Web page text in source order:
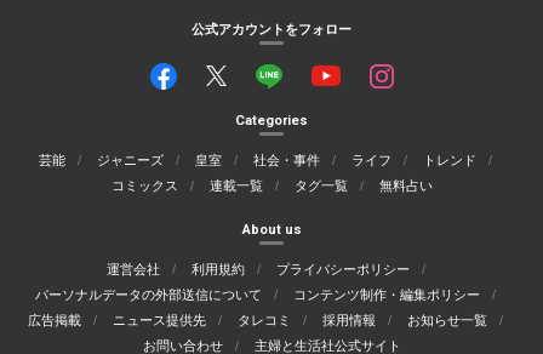
公式アカウントをフォロー
Categories
芸能 ジャニーズ 皇室 社会・事件 ライフ
トレンド
コミックス
連載一覧 タグ一覧 無料占い
About us
運営会社 利用規約
プライバシーポリシー
パーソナルデータの外部送信について
コンテンツ制作・編集ポリシー
広告掲載
ニュース提供先 タレコミ 採用情報
お知らせ一覧
お問い合わせ
主婦と生活社公式サイト